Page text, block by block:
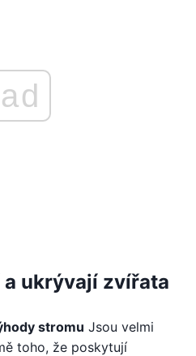
ad
ukrývají zvířata
stromu Jsou velmi
toho, že poskytují